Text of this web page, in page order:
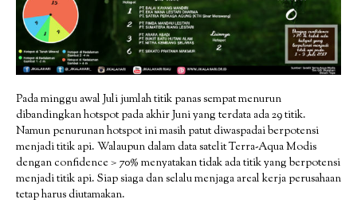
Pada minggu awal Juli jumlah titik panas sempat menurun
dibandingkan hotspot pada akhir Juni yang terdata ada 29 titik.
Namun penurunan hotspot ini masih patut diwaspadai berpotensi
menjadi titik api. Walaupun dalam data satelit Terra-Aqua Modis
dengan confidence > 70% menyatakan tidak ada titik yang berpotensi
menjadi titik api. Siap siaga dan selalu menjaga areal kerja perusahaan
tetap harus diutamakan.